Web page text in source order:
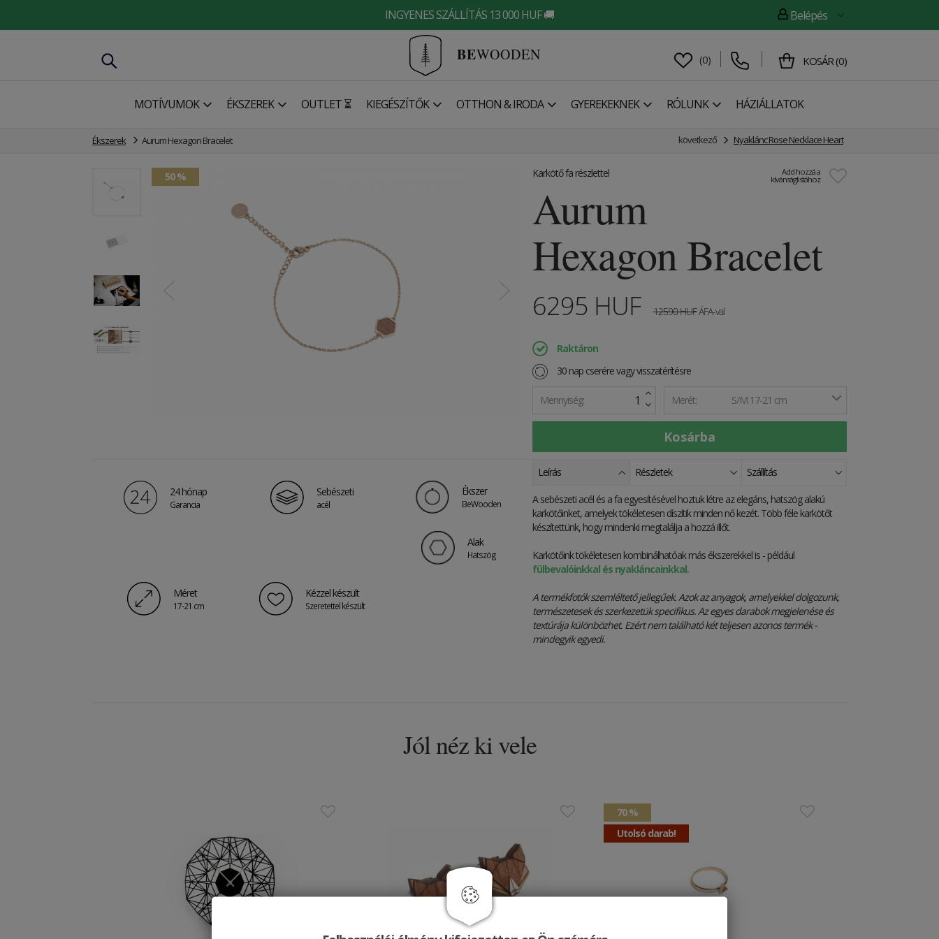
INGYENES SZÁLLÍTÁS 13 000 HUF 🚚 Belépés
BEWOODEN (0) KOSÁR(0)
MOTÍVUMOK ÉKSZEREK OUTLET ⏳ KIEGÉSZÍTŐK OTTHON & IRODA GYEREKEKNEK RÓLUNK HÁZIÁLLATOK
Ékszerek Aurum Hexagon Bracelet következő Nyaklánc Rose Necklace Heart
50 % Add hozzá a
kívánságlistához
Karkötő fa részlettel
Aurum
Hexagon Bracelet
6295 HUF 12590HUFÁFA-val
Raktáron
30 nap cserére vagy visszatérítésre
Mennyiség: Merét: S/M 17-21 cm
24 hónap
Garancia
Sebészeti
acél
Ékszer
BeWooden
Alak
Hatszög
Méret
17-21 cm
Kézzel készült
Szeretettel készült
Leírás Részletek Szállítás
A sebészeti acél és a fa egyesítésével hoztuk létre az elegáns, hatszög alakú
karkötőinket, amelyek tökéletesen díszítik minden nő kezét. Több féle karkötőt
készítettünk, hogy mindenki megtalálja a hozzá illőt.
Karkötőink tökéletesen kombinálhatóak más ékszerekkel is - például
fülbevalóinkkal és nyakláncainkkal.
A termékfotók szemléltető jellegűek. Azok az anyagok, amelyekkel dolgozunk,
természetesek és szerkezetük specifikus. Az egyes darabok megjelenése és
textúrája különbözhet. Ezért nem található két teljesen azonos termék -
mindegyik egyedi.
Jól néz ki vele
70 %
Utolsó darab!